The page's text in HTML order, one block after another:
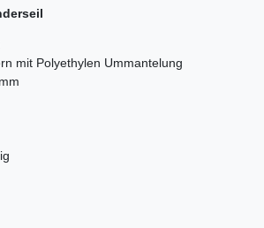
mit Polyethylen Ummantelung